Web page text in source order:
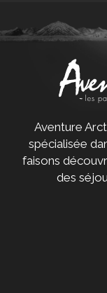
Aventure
spécialisée
faisons
des